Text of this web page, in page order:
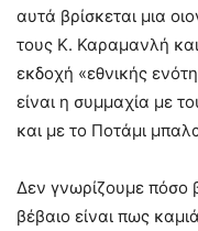
αυτά βρίσκεται μια
τους Κ. Καραμανλή
εκδοχή «εθνικής
είναι η συμμαχία με
και με το Ποτάμι
Δεν γνωρίζουμε πόσο
βέβαιο είναι πως